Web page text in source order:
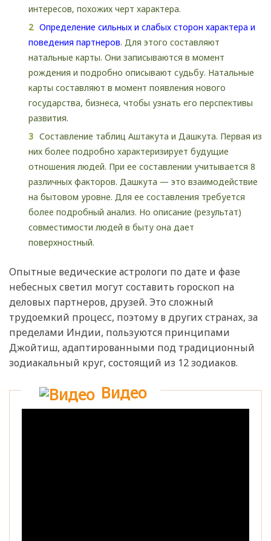
интересов, похожих черт характера.
Определение сильных и слабых сторон характера и
поведения партнеров. Для этого составляют
натальные карты. Они записываются в момент
рождения и подробно описывают судьбу. Натальные
карты составляют в момент появления нового
государства, бизнеса, чтобы узнать его перспективы
развития.
Составление таблиц Аштакута и Дашкута. Первая из
них более подробно характеризирует будущие
отношения людей. При ее составлении учитывается 8
различных факторов. Дашкута — это взаимодействие
на бытовом уровне. Для ее составления требуется
более подробный анализ. Но описание (результат)
совместимости людей в быту она дает
поверхностный.
Опытные ведические астрологи по дате и фазе
небесных светил могут составить гороскоп на
деловых партнеров, друзей. Это сложный
трудоемкий процесс, поэтому в других странах, за
пределами Индии, пользуются принципами
Джойтиш, адаптированными под традиционный
зодиакальный круг, состоящий из 12 зодиаков.
Видео